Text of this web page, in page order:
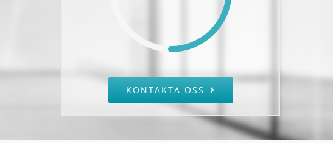
KONTAKTA OSS